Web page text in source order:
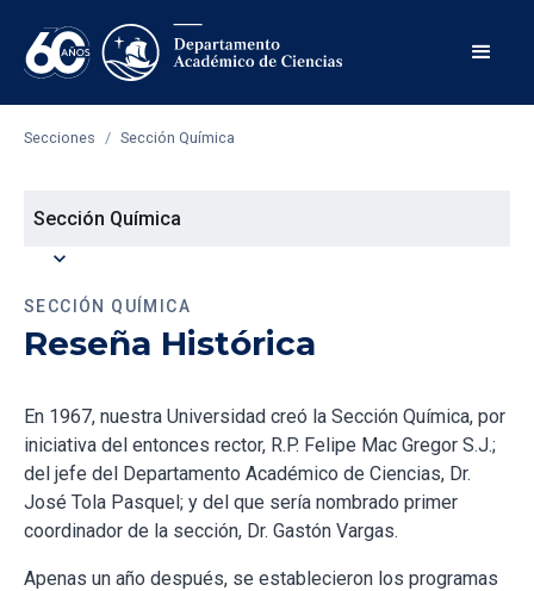
Secciones / Sección Química
Sección Química
expand_more
SECCIÓN QUÍMICA
Reseña Histórica
En 1967, nuestra Universidad creó la Sección Química, por
iniciativa del entonces rector, R.P. Felipe Mac Gregor S.J.;
del jefe del Departamento Académico de Ciencias, Dr.
José Tola Pasquel; y del que sería nombrado primer
coordinador de la sección, Dr. Gastón Vargas.
Apenas un año después, se establecieron los programas